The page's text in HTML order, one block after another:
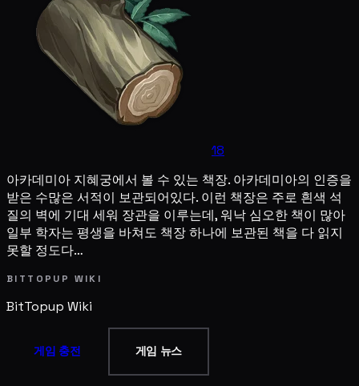
18
아카데미아 지혜궁에서 볼 수 있는 책장. 아카데미아의 인증을
받은 수많은 서적이 보관되어있다. 이런 책장은 주로 흰색 석
질의 벽에 기대 세워 장관을 이루는데, 워낙 심오한 책이 많아
일부 학자는 평생을 바쳐도 책장 하나에 보관된 책을 다 읽지
못할 정도다…
BITTOPUP WIKI
BitTopup Wiki
게임 충전 게임 뉴스